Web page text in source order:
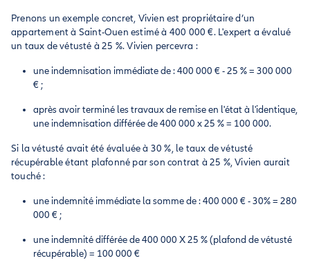
Prenons un exemple concret, Vivien est propriétaire d’un
appartement à Saint-Ouen estimé à 400 000 €. L'expert a évalué
un taux de vétusté à 25 %. Vivien percevra :
une indemnisation immédiate de : 400 000 € - 25 % = 300 000
€ ;
après avoir terminé les travaux de remise en l'état à l'identique,
une indemnisation différée de 400 000 x 25 % = 100 000.
Si la vétusté avait été évaluée à 30 %, le taux de vétusté
récupérable étant plafonné par son contrat à 25 %, Vivien aurait
touché :
une indemnité immédiate la somme de : 400 000 € - 30% = 280
000 € ;
une indemnité différée de 400 000 X 25 % (plafond de vétusté
récupérable) = 100 000 €